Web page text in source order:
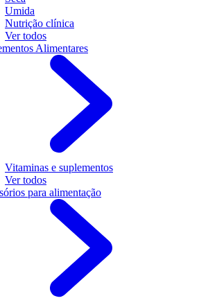
Umida
Nutrição clínica
Ver todos
Alimentares
Vitaminas e suplementos
Ver todos
para alimentação